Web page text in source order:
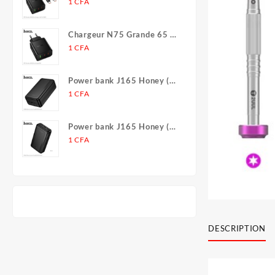
Chargeur N75 Grande 65 W
(2C1A) (UE)
1CFA
Power bank J165 Honey (30
000 mAh)
1CFA
Power bank J165 Honey (20
000 mAh)
1CFA
DESCRIPTION